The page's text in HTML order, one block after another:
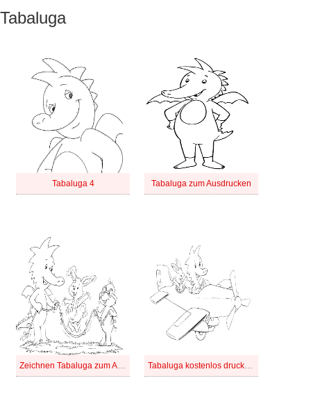
Tabaluga
Tabaluga 4 Tabaluga zum Ausdrucken
Zeichnen Tabaluga zum Ausdrucken für Kinder Tabaluga kostenlos druckbar